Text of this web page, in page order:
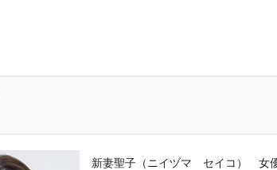
新妻聖子（ニイヅマ セイコ） 女優